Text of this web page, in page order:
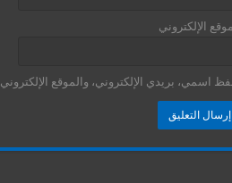
الإلكتروني
اسمي، بريدي الإلكتروني، والموقع